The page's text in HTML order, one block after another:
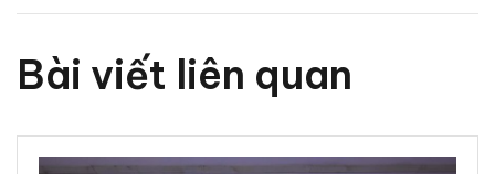
Bài viết liên quan